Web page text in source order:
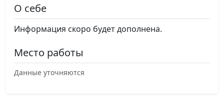
О себе
Информация скоро будет дополнена.
Место работы
Данные уточняются